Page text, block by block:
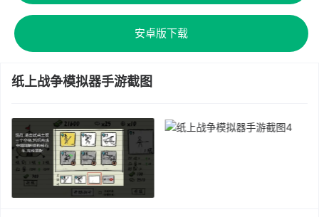
安卓版下载
纸上战争模拟器手游截图